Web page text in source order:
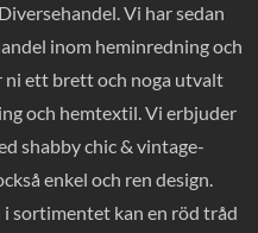
Vi har sedan
inom heminredning och
ni ett brett och noga utvalt
och hemtextil. Vi erbjuder
shabby chic & vintage-
enkel och ren design.
sortimentet kan en röd tråd